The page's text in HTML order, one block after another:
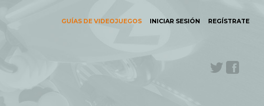
GUÍAS DE VIDEOJUEGOS INICIAR SESIÓN REGÍSTRATE
Twitter